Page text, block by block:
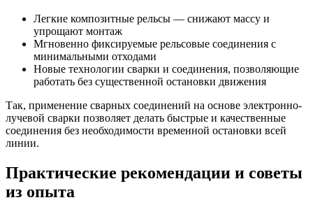
Легкие композитные рельсы — снижают массу и
упрощают монтаж
Мгновенно фиксируемые рельсовые соединения с
минимальными отходами
Новые технологии сварки и соединения, позволяющие
работать без существенной остановки движения
Так, применение сварных соединений на основе электронно-
лучевой сварки позволяет делать быстрые и качественные
соединения без необходимости временной остановки всей
линии.
Практические рекомендации и советы
из опыта